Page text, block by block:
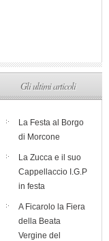
Gli ultimi articoli
La Festa al Borgo
di Morcone
La Zucca e il suo
Cappellaccio I.G.P
in festa
A Ficarolo la Fiera
della Beata
Vergine del